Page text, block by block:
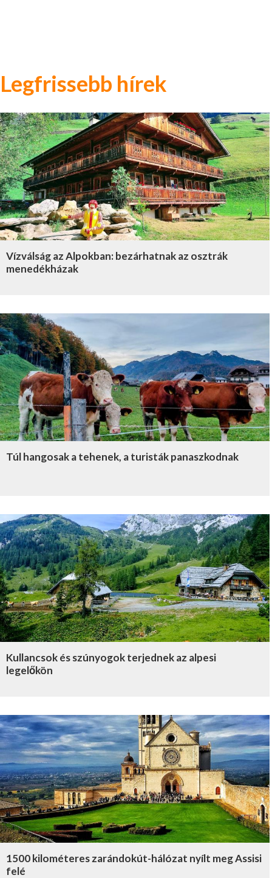
Legfrissebb hírek
Vízválság az Alpokban: bezárhatnak az osztrák
menedékházak
Túl hangosak a tehenek, a turisták panaszkodnak
Kullancsok és szúnyogok terjednek az alpesi
legelőkön
1500 kilométeres zarándokút-hálózat nyílt meg Assisi
felé